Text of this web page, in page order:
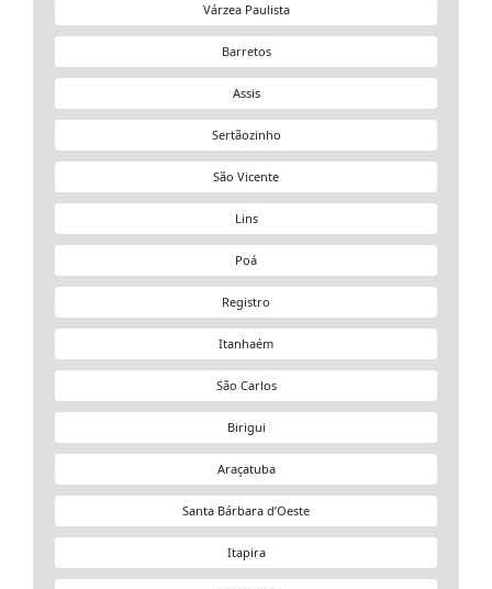
Várzea Paulista
Barretos
Assis
Sertãozinho
São Vicente
Lins
Poá
Registro
Itanhaém
São Carlos
Birigui
Araçatuba
Santa Bárbara d’Oeste
Itapira